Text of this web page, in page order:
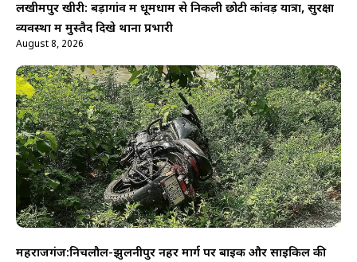
लखीमपुर खीरी: बड़ागांव में धूमधाम से निकली छोटी कांवड़ यात्रा, सुरक्षा
व्यवस्था में मुस्तैद दिखे थाना प्रभारी
August 8, 2026
महराजगंज:निचलौल-झुलनीपुर नहर मार्ग पर बाइक और साइकिल की